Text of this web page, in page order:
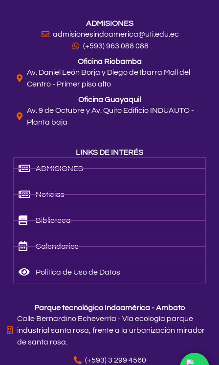
LINKS DE INTERÉS
ADMISIONES
Noticias
Biblioteca
Calendarios
Política de Uso de Datos
Parque tecnológico Indoamérica - Ambato
Calle Bernardino Echeverría - Vía ecología parque
industrial santa rosa, frente a la urbanización mirador
de santa rosa.
(+593) 3 299 4560
ADMISIONES
admisionesindoamerica@uti.edu.ec
(+593) 963 088 088
Oficina Riobamba
Av. Daniel León Borja y Diego de Ibarra Mall del
Centro - Primer piso alto
Oficina Guayaquil
Av. 9 de Octubre y Av. Quito Edificio INDUAUTO -
Planta baja